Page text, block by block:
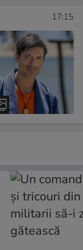
17:15